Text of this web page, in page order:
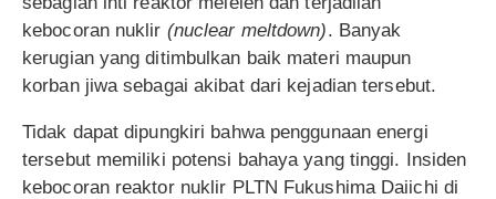
kebocoran nuklir (nuclear meltdown). Banyak
kerugian yang ditimbulkan baik materi maupun
korban jiwa sebagai akibat dari kejadian tersebut.
Tidak dapat dipungkiri bahwa penggunaan energi
tersebut memiliki potensi bahaya yang tinggi. Insiden
kebocoran reaktor nuklir PLTN Fukushima Daiichi di